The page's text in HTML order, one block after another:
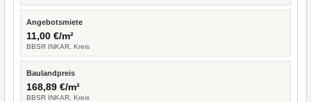
Angebotsmiete
11,00 €/m²
BBSR INKAR, Kreis
Baulandpreis
168,89 €/m²
BBSR INKAR, Kreis